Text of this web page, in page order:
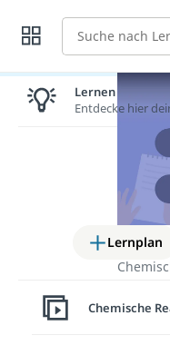
Suche
Lernplan
Lernen lohnt
Entdecke hier
Chemische